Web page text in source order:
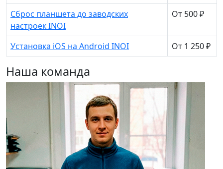
Сброс планшета до заводских
настроек INOI
От 500 ₽
Установка iOS на Android INOI От 1 250 ₽
Наша команда